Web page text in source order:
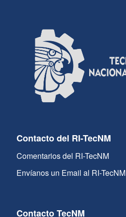
Contacto del RI-TecNM
Comentarios del RI-TecNM
Envíanos un Email al RI-TecNM
Contacto TecNM